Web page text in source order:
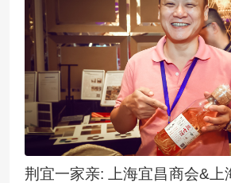
荆宜一家亲: 上海宜昌商会&上